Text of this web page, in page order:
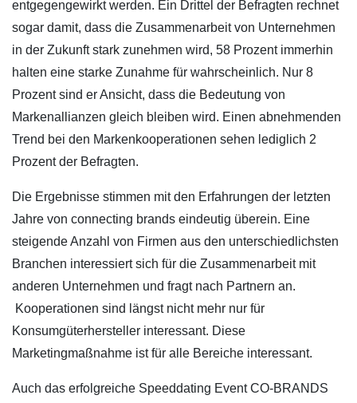
entgegengewirkt werden. Ein Drittel der Befragten rechnet
sogar damit, dass die Zusammenarbeit von Unternehmen
in der Zukunft stark zunehmen wird, 58 Prozent immerhin
halten eine starke Zunahme für wahrscheinlich. Nur 8
Prozent sind er Ansicht, dass die Bedeutung von
Markenallianzen gleich bleiben wird. Einen abnehmenden
Trend bei den Markenkooperationen sehen lediglich 2
Prozent der Befragten.
Die Ergebnisse stimmen mit den Erfahrungen der letzten
Jahre von connecting brands eindeutig überein. Eine
steigende Anzahl von Firmen aus den unterschiedlichsten
Branchen interessiert sich für die Zusammenarbeit mit
anderen Unternehmen und fragt nach Partnern an.
Kooperationen sind längst nicht mehr nur für
Konsumgüterhersteller interessant. Diese
Marketingmaßnahme ist für alle Bereiche interessant.
Auch das erfolgreiche Speeddating Event CO-BRANDS